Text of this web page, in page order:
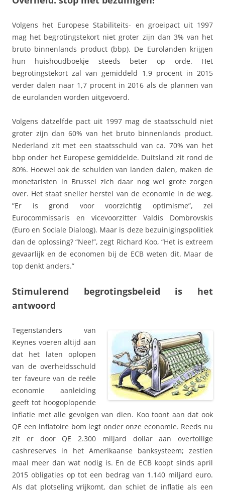
Volgens het Europese Stabiliteits- en groeipact uit 1997
mag het begrotingstekort niet groter zijn dan 3% van het
bruto binnenlands product (bbp). De Eurolanden krijgen
hun huishoudboekje steeds beter op orde. Het
begrotingstekort zal van gemiddeld 1,9 procent in 2015
verder dalen naar 1,7 procent in 2016 als de plannen van
de eurolanden worden uitgevoerd.
Volgens datzelfde pact uit 1997 mag de staatsschuld niet
groter zijn dan 60% van het bruto binnenlands product.
Nederland zit met een staatsschuld van ca. 70% van het
bbp onder het Europese gemiddelde. Duitsland zit rond de
80%. Hoewel ook de schulden van landen dalen, maken de
monetaristen in Brussel zich daar nog wel grote zorgen
over. Het staat sneller herstel van de economie in de weg.
”Er is grond voor voorzichtig optimisme”, zei
Eurocommissaris en vicevoorzitter Valdis Dombrovskis
(Euro en Sociale Dialoog). Maar is deze bezuinigingspolitiek
dan de oplossing? “Nee!”, zegt Richard Koo, “Het is extreem
gevaarlijk en de economen bij de ECB weten dit. Maar de
top denkt anders.”
Stimulerend begrotingsbeleid is het
antwoord
Tegenstanders van
Keynes voeren altijd aan
dat het laten oplopen
van de overheidsschuld
ter faveure van de reële
economie aanleiding
geeft tot hoogoplopende
inflatie met alle gevolgen van dien. Koo toont aan dat ook
QE een inflatoire bom legt onder onze economie. Reeds nu
zit er door QE 2.300 miljard dollar aan overtollige
cashreserves in het Amerikaanse banksysteem; zestien
maal meer dan wat nodig is. En de ECB koopt sinds april
2015 obligaties op tot een bedrag van 1.140 miljard euro.
Als dat plotseling vrijkomt, dan schiet de inflatie als een